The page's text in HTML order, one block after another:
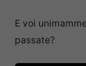
E voi
passate?